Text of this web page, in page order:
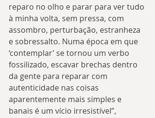
reparo no olho e parar para ver tudo
à minha volta, sem pressa, com
assombro, perturbação, estranheza
e sobressalto. Numa época em que
‘contemplar’ se tornou um verbo
fossilizado, escavar brechas dentro
da gente para reparar com
autenticidade nas coisas
aparentemente mais simples e
banais é um vício irresistível”,